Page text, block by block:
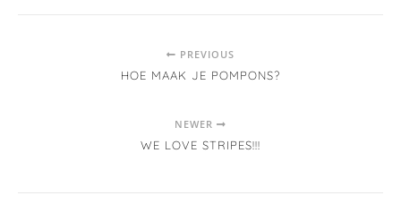
PREVIOUS
HOE MAAK JE POMPONS?
NEWER
WE LOVE STRIPES!!!